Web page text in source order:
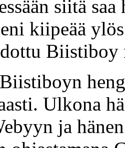
siitä
kiipeää
Biistiboy
Ulkona
ja